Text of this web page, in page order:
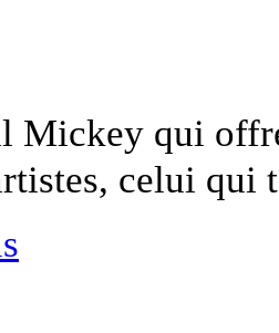
Mickey qui
celui qui